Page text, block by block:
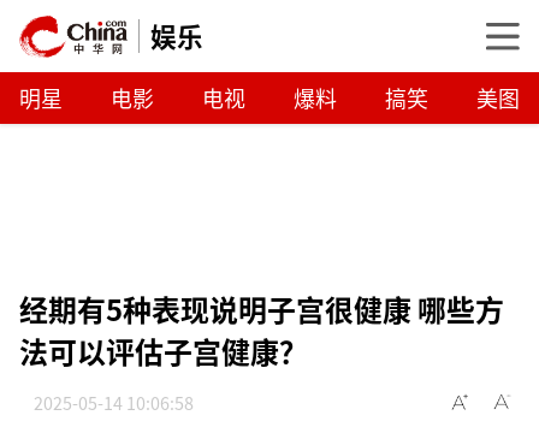
娱乐
明星 电影 电视 爆料 搞笑 美图
经期有5种表现说明子宫很健康 哪些方
法可以评估子宫健康？
2025-05-14 10:06:58